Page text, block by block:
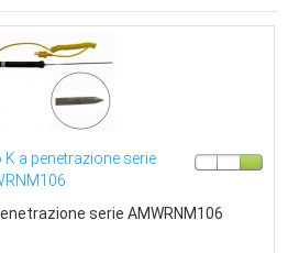
a penetrazione serie
serie AMWRNM106